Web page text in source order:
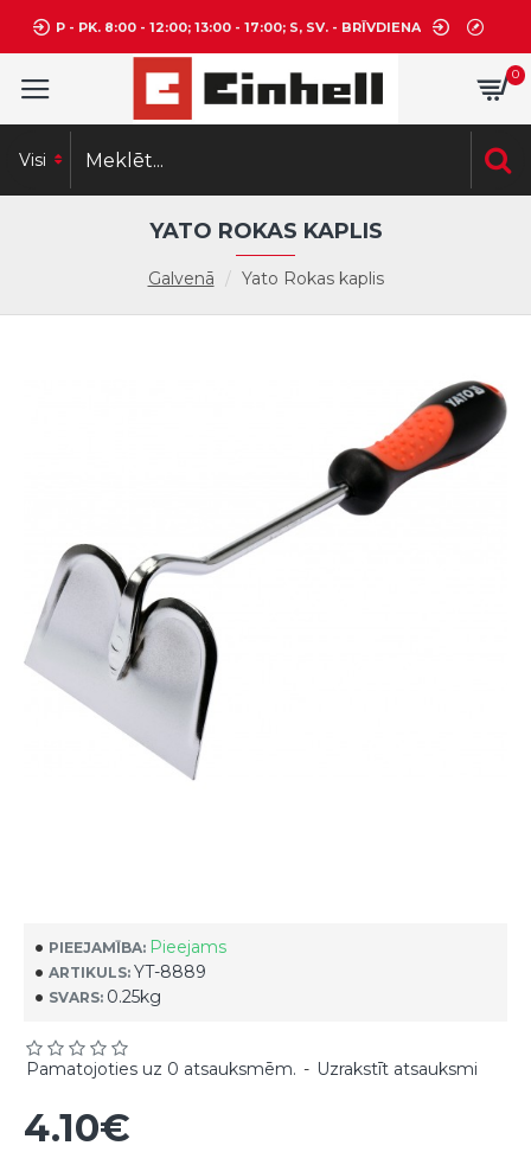
P - PK. 8:00 - 12:00; 13:00 - 17:00; S, SV. - BRĪVDIENA
0
Visi
Galvenā Yato Rokas kaplis
YATO ROKAS KAPLIS
PIEEJAMĪBA: Pieejams
ARTIKULS: YT-8889
SVARS: 0.25kg
Pamatojoties uz 0 atsauksmēm. - Uzrakstīt atsauksmi
4.10€